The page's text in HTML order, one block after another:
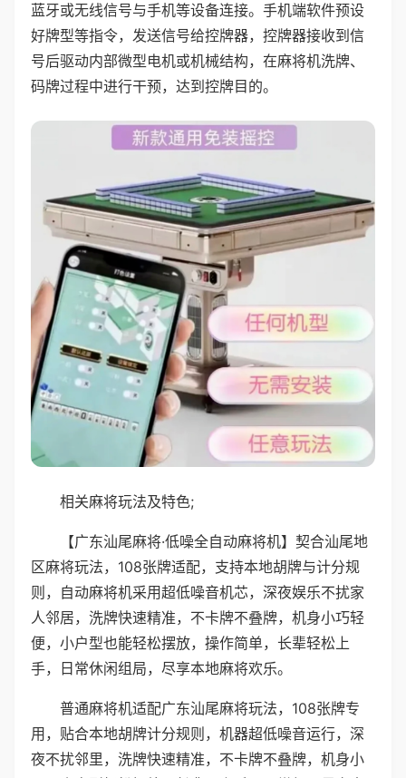
蓝牙或无线信号与手机等设备连接。手机端软件预设
好牌型等指令，发送信号给控牌器，控牌器接收到信
号后驱动内部微型电机或机械结构，在麻将机洗牌、
码牌过程中进行干预，达到控牌目的。
相关麻将玩法及特色;
【广东汕尾麻将·低噪全自动麻将机】契合汕尾地
区麻将玩法，108张牌适配，支持本地胡牌与计分规
则，自动麻将机采用超低噪音机芯，深夜娱乐不扰家
人邻居，洗牌快速精准，不卡牌不叠牌，机身小巧轻
便，小户型也能轻松摆放，操作简单，长辈轻松上
手，日常休闲组局，尽享本地麻将欢乐。
普通麻将机适配广东汕尾麻将玩法，108张牌专
用，贴合本地胡牌计分规则，机器超低噪音运行，深
夜不扰邻里，洗牌快速精准，不卡牌不叠牌，机身小